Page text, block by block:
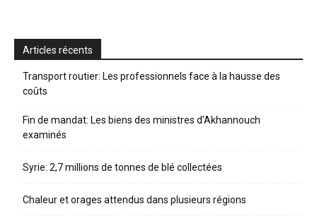
Articles récents
Transport routier: Les professionnels face à la hausse des
coûts
Fin de mandat: Les biens des ministres d’Akhannouch
examinés
Syrie: 2,7 millions de tonnes de blé collectées
Chaleur et orages attendus dans plusieurs régions